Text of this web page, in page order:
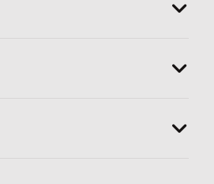
enthalten.